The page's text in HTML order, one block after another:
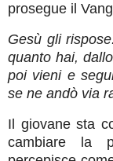
prosegue il
Gesù gli
quanto hai,
poi vieni e
se ne andò via
Il giovane sta
cambiare la